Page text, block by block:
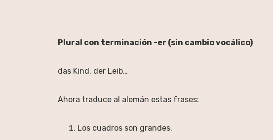
Plural con terminación -er (sin cambio vocálico)
das Kind, der Leib…
Ahora traduce al alemán estas frases:
Los cuadros son grandes.